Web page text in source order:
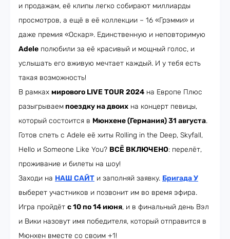
и продажам, её клипы легко собирают миллиарды
просмотров, а ещё в её коллекции – 16 «Грэмми» и
даже премия «Оскар». Единственную и неповторимую
Adele полюбили за её красивый и мощный голос, и
услышать его вживую мечтает каждый. И у тебя есть
такая возможность!
В рамках мирового LIVE TOUR 2024 на Европе Плюс
разыгрываемпоездку на двоих на концерт певицы,
который состоится в Мюнхене (Германия) 31 августа.
Готов спеть с Adele её хиты Rolling in the Deep, Skyfall,
Hello и Someone Like You? ВСЁ ВКЛЮЧЕНО: перелёт,
проживание и билеты на шоу!
Заходи на НАШ САЙТ и заполняй заявку. Бригада У
выберет участников и позвонит им во время эфира.
Игра пройдёт с 10 по 14 июня, и в финальный день Вэл
и Вики назовут имя победителя, который отправится в
Мюнхен вместе со своим +1!